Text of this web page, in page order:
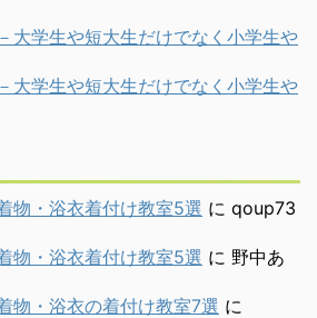
大学生や短大生だけでなく小学生や
大学生や短大生だけでなく小学生や
物・浴衣着付け教室5選 に qoup73
物・浴衣着付け教室5選 に 野中あ
物・浴衣の着付け教室7選 に